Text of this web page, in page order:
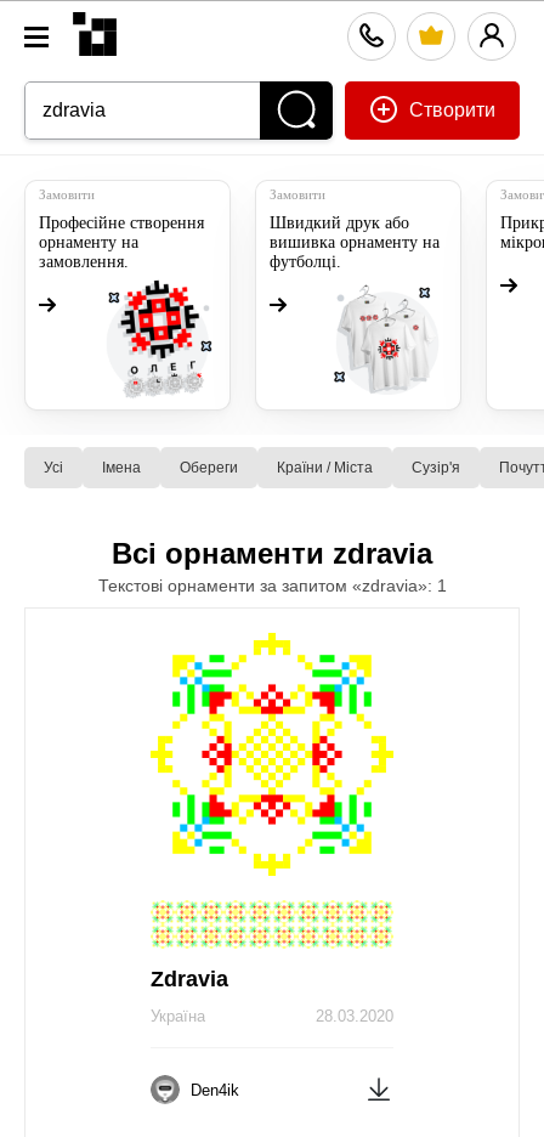
Створити
Замовити
Професійне створення
орнаменту на
замовлення.
Замовити
Швидкий друк або
вишивка орнаменту на
футболці.
Усі Імена Обереги Країни / Міста Сузiр'я
Всі орнаменти zdravia
Текстові орнаменти за запитом «zdravia»: 1
Zdravia
28.03.2020
Україна
Den4ik